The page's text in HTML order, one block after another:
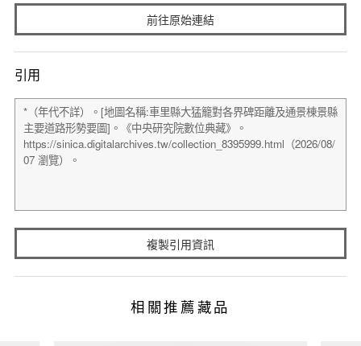
前往原始連結
引用
複製引用資訊
相關推薦藏品